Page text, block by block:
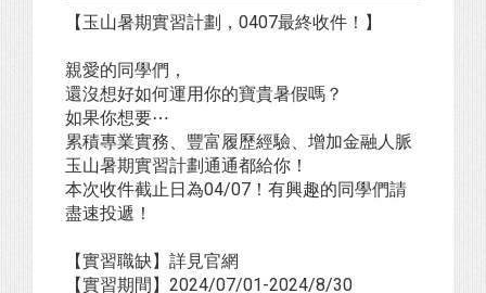
【玉山暑期實習計劃，0407最終收件！】
親愛的同學們，
還沒想好如何運用你的寶貴暑假嗎？
如果你想要⋯
累積專業實務、豐富履歷經驗、增加金融人脈
玉山暑期實習計劃通通都給你！
本次收件截止日為04/07！有興趣的同學們請
盡速投遞！
【實習職缺】詳見官網
【實習期間】2024/07/01-2024/8/30